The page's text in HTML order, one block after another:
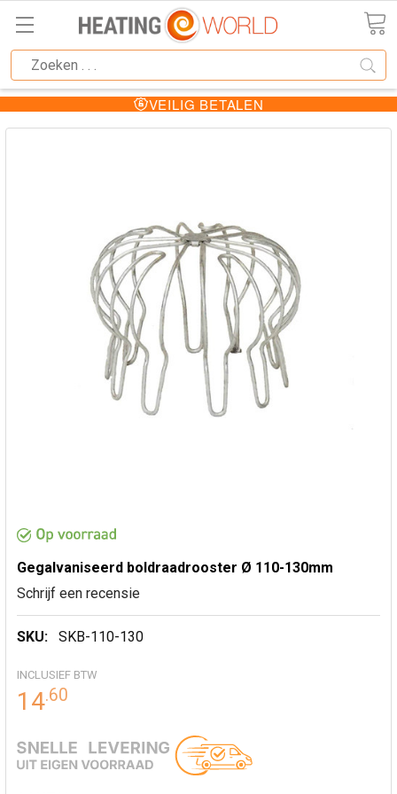
VEILIG BETALEN
Gegalvaniseerd boldraadrooster Ø 110-130mm
Schrijf een recensie
SKU: SKB-110-130
INCLUSIEF BTW
14.60